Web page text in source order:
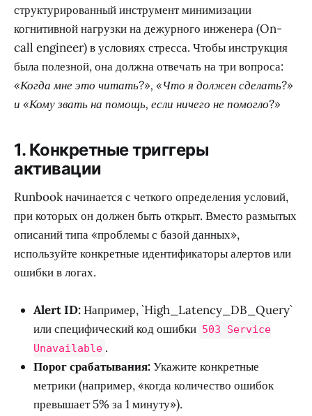
структурированный инструмент минимизации
когнитивной нагрузки на дежурного инженера (On-
call engineer) в условиях стресса. Чтобы инструкция
была полезной, она должна отвечать на три вопроса:
«Когда мне это читать?», «Что я должен сделать?»
и «Кому звать на помощь, если ничего не помогло?»
1. Конкретные триггеры
активации
Runbook начинается с четкого определения условий,
при которых он должен быть открыт. Вместо размытых
описаний типа «проблемы с базой данных»,
используйте конкретные идентификаторы алертов или
ошибки в логах.
Alert ID:Например, `High_Latency_DB_Query`
или специфический код ошибки 503 Service
Unavailable .
Порог срабатывания:Укажите конкретные
метрики (например, «когда количество ошибок
превышает 5% за 1 минуту»).